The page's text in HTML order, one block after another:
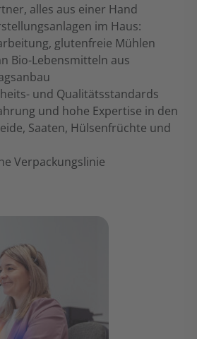
alles aus einer Hand
im Haus:
glutenfreie Mühlen
Bio-Lebensmitteln aus
und Qualitätsstandards
und hohe Expertise in den
Saaten, Hülsenfrüchte und
Verpackungslinie